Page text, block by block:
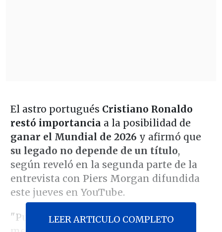
El astro portugués Cristiano Ronaldo
restó importancia a la posibilidad de
ganar el Mundial de 2026 y afirmó que
su legado no depende de un título,
según reveló en la segunda parte de la
entrevista con Piers Morgan difundida
este jueves en YouTube.
"Puede que sorprenda mi respuesta. Si
LEER ARTICULO COMPLETO